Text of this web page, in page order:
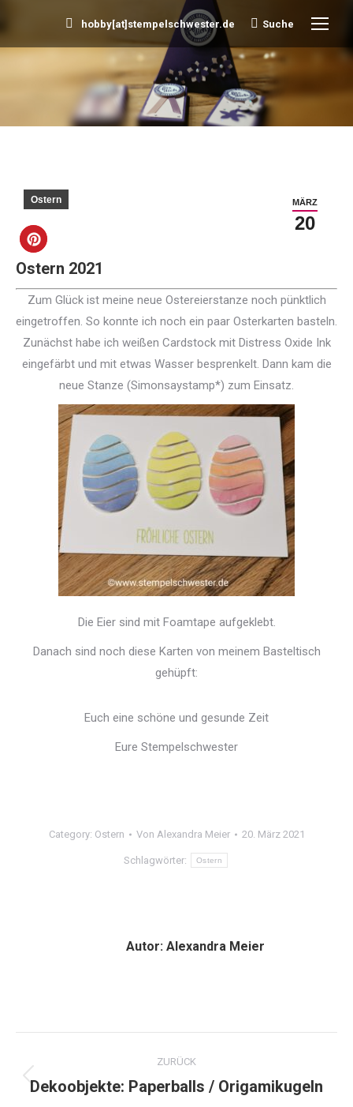
hobby[at]stempelschwester.de Search:
Suche
Sie befinden sich hier:
MÄRZ
20
Ostern
Ostern 2021
Zum Glück ist meine neue Ostereierstanze noch pünktlich
eingetroffen. So konnte ich noch ein paar Osterkarten basteln.
Zunächst habe ich weißen Cardstock mit Distress Oxide Ink
eingefärbt und mit etwas Wasser besprenkelt. Dann kam die
neue Stanze (Simonsaystamp*) zum Einsatz.
Die Eier sind mit Foamtape aufgeklebt.
Danach sind noch diese Karten von meinem Basteltisch
gehüpft:
Euch eine schöne und gesunde Zeit
Eure Stempelschwester
Category: Ostern Von Alexandra Meier 20. März 2021
Schlagwörter: Ostern
Autor: Alexandra Meier
Kommentarnavigation
ZURÜCK
Vorheriger
Dekoobjekte: Paperballs / Origamikugeln